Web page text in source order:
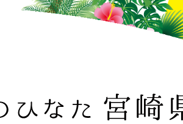
崎県 MIYAZAKI PREFECTURE